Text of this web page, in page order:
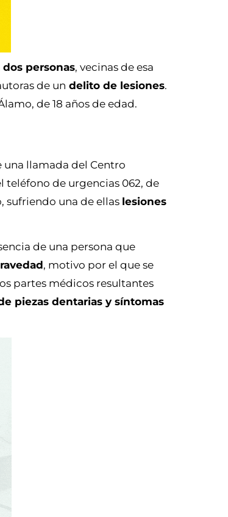
dos personas, vecinas de esa
de un delito de lesiones.
de 18 años de edad.
una llamada del Centro
teléfono de urgencias 062, de
sufriendo una de ellas lesiones
de una persona que
, motivo por el que se
partes médicos resultantes
piezas dentarias y síntomas